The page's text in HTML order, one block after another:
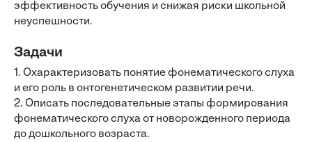
эффективность обучения и снижая риски школьной
неуспешности.
Задачи
1. Охарактеризовать понятие фонематического слуха
и его роль в онтогенетическом развитии речи.
2. Описать последовательные этапы формирования
фонематического слуха от новорожденного периода
до дошкольного возраста.